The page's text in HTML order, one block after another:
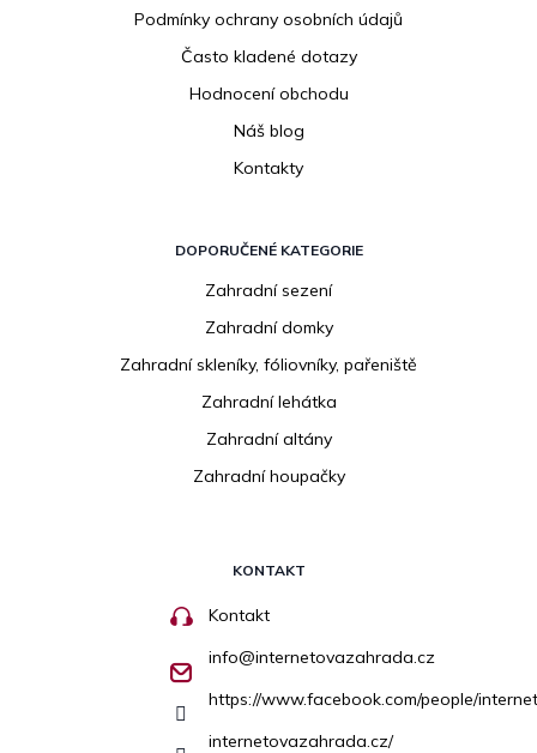
Podmínky ochrany osobních údajů
Často kladené dotazy
Hodnocení obchodu
Náš blog
Kontakty
DOPORUČENÉ KATEGORIE
Zahradní sezení
Zahradní domky
Zahradní skleníky, fóliovníky, pařeniště
Zahradní lehátka
Zahradní altány
Zahradní houpačky
KONTAKT
Kontakt
info@internetovazahrada.cz
https://www.facebook.com/people/
internetovazahrada.cz/